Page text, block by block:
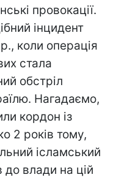
провокації.
інцидент
коли операція
стала
обстріл
Нагадаємо,
кордон із
2 років тому,
ісламський
влади на цій